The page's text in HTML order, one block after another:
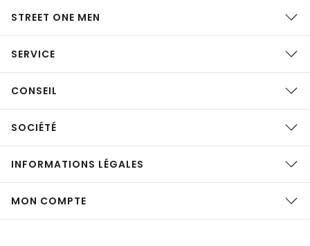
STREET ONE MEN
SERVICE
CONSEIL
SOCIÉTÉ
INFORMATIONS LÉGALES
MON COMPTE